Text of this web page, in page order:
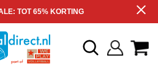
TOT 65% KORTING